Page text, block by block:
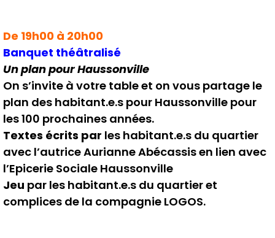
De 19h00 à 20h00
Banquet théâtralisé
Un plan pour Haussonville
On s’invite à votre table et on vous partage le
plan des habitant.e.s pour Haussonville pour
les 100 prochaines années.
Textes écrits par les habitant.e.s du quartier
avec l’autrice Aurianne Abécassis en lien avec
l’Epicerie Sociale Haussonville
Jeu par les habitant.e.s du quartier et
complices de la compagnie LOGOS.